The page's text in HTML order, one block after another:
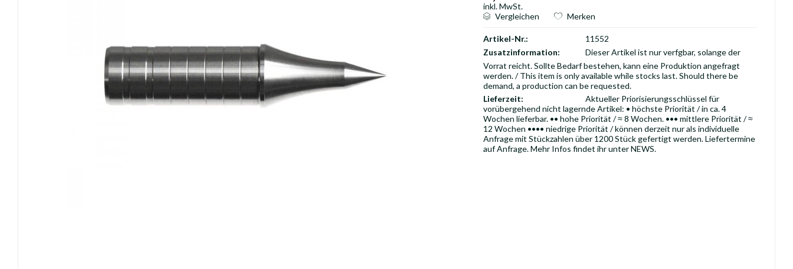
inkl. MwSt.
Vergleichen
Merken
Artikel-Nr.:
11552
Zusatzinformation:
Dieser Artikel ist nur verfgbar, solange der
Vorrat reicht. Sollte Bedarf bestehen, kann eine Produktion angefragt
werden. / This item is only available while stocks last. Should there be
demand, a production can be requested.
Lieferzeit:
Aktueller Priorisierungsschlüssel für
vorübergehend nicht lagernde Artikel: • höchste Priorität / in ca. 4
Wochen lieferbar. •• hohe Priorität / ≈ 8 Wochen. ••• mittlere Priorität / ≈
12 Wochen •••• niedrige Priorität / können derzeit nur als individuelle
Anfrage mit Stückzahlen über 1200 Stück gefertigt werden. Liefertermine
auf Anfrage. Mehr Infos findet ihr unter NEWS.